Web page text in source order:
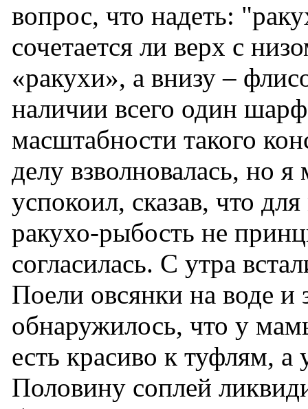
вопрос, что надеть:
сочетается ли верх с
«ракухи», а внизу –
наличии всего один
масштабности такого
делу взволновалась, но
успокоил, сказав, что
ракухо-рыбость не
согласилась. С утра
Поели овсянки на воде и
обнаружилось, что у
есть красиво к туфлям,
Половину соплей